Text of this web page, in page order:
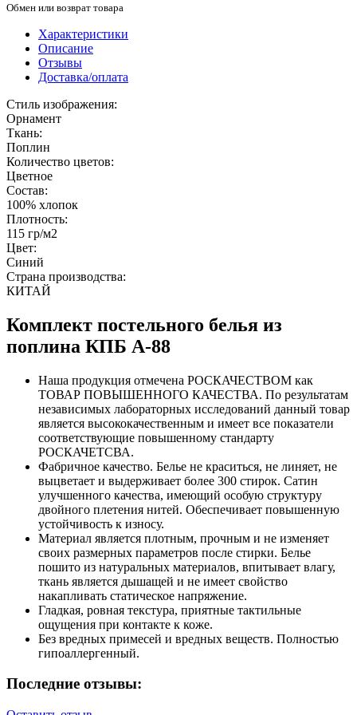
Обмен или возврат товара
Характеристики
Описание
Отзывы
Доставка/оплата
Стиль изображения:
Орнамент
Ткань:
Поплин
Количество цветов:
Цветное
Состав:
100% хлопок
Плотность:
115 гр/м2
Цвет:
Синий
Страна производства:
КИТАЙ
Комплект постельного белья из
поплина КПБ A-88
Наша продукция отмечена РОСКАЧЕСТВОМ как
ТОВАР ПОВЫШЕННОГО КАЧЕСТВА. По результатам
независимых лабораторных исследований данный товар
является высококачественным и имеет все показатели
соответствующие повышенному стандарту
РОСКАЧЕТСВА.
Фабричное качество. Белье не краситься, не линяет, не
выцветает и выдерживает более 300 стирок. Сатин
улучшенного качества, имеющий особую структуру
двойного плетения нитей. Обеспечивает повышенную
устойчивость к износу.
Материал является плотным, прочным и не изменяет
своих размерных параметров после стирки. Белье
пошито из натуральных материалов, впитывает влагу,
ткань является дышащей и не имеет свойство
накапливать статическое напряжение.
Гладкая, ровная текстура, приятные тактильные
ощущения при контакте к коже.
Без вредных примесей и вредных веществ. Полностью
гипоаллергенный.
Последние отзывы: